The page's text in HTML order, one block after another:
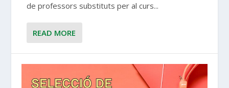
de professors substituts per al curs...
READ MORE